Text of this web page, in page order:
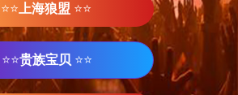
⭐⭐ 上海狼盟 ⭐⭐
⭐⭐贵族宝贝 ⭐⭐